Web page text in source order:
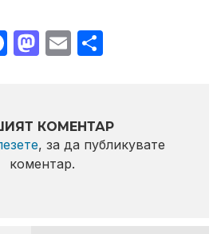
Facebook
Mastodon
Email
КОМЕНТАР
, за да публикувате
коментар.